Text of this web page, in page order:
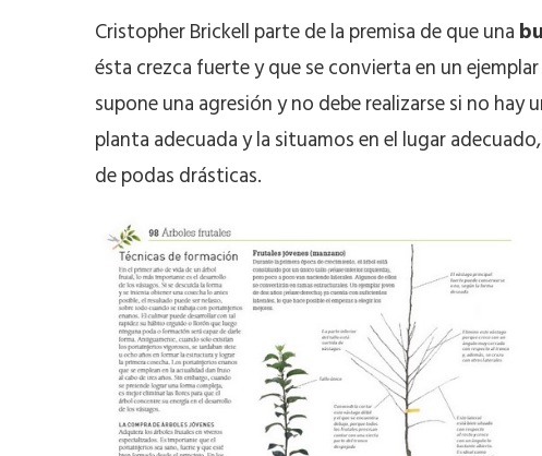
Cristopher Brickell parte de la premisa de que una
ésta crezca fuerte y que se convierta en un
supone una agresión y no debe realizarse si no hay
planta adecuada y la situamos en el lugar
de podas drásticas.